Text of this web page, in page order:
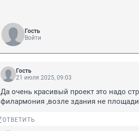
Гость
Войти
Гость
21 июля 2025, 09:03
Да очень красивый проект это надо
филармония ,возле здания не
ОТВЕТИТЬ